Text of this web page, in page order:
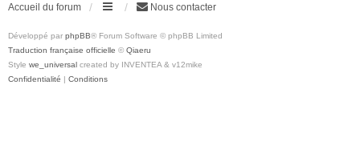
Accueil du forum Nous contacter
Développé par phpBB® Forum Software © phpBB Limited
Traduction française officielle © Qiaeru
Style we_universal created by INVENTEA & v12mike
Confidentialité | Conditions